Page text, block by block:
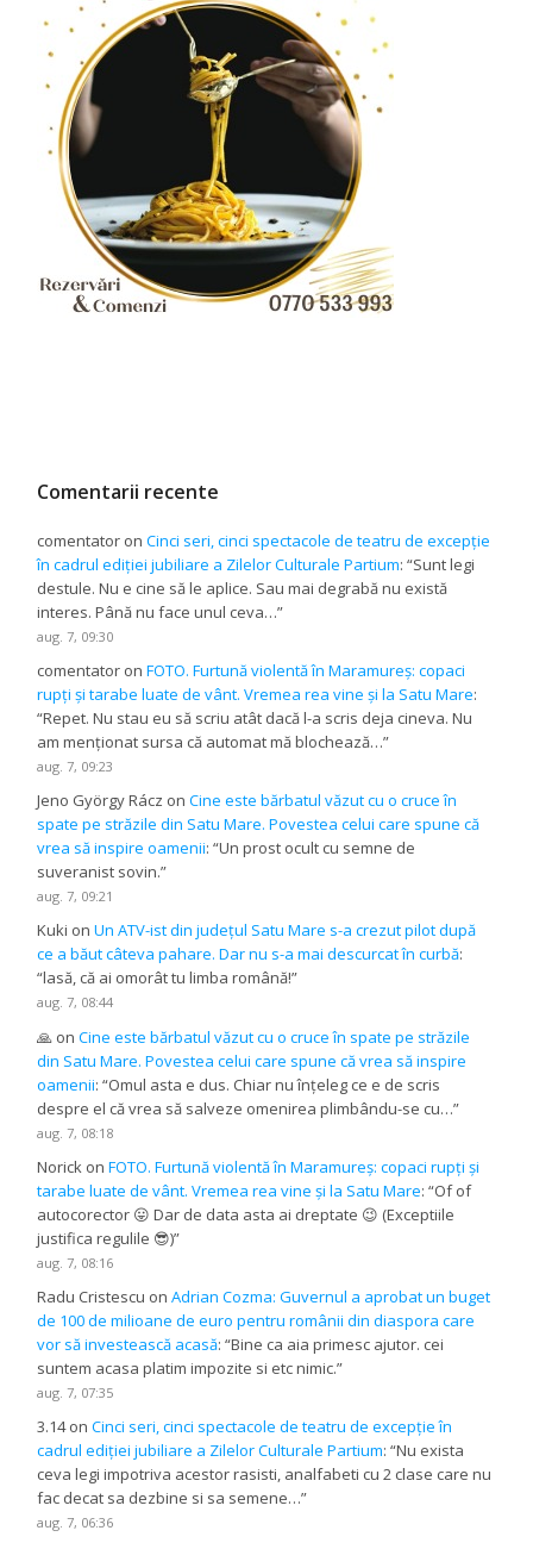
Comentarii recente
comentator onCinci seri, cinci spectacole de teatru de excepție
în cadrul ediției jubiliare a Zilelor Culturale Partium: “Sunt legi
destule. Nu e cine să le aplice. Sau mai degrabă nu există
interes. Până nu face unul ceva…”
aug. 7, 09:30
comentator onFOTO. Furtună violentă în Maramureș: copaci
rupți și tarabe luate de vânt. Vremea rea vine și la Satu Mare:
“Repet. Nu stau eu să scriu atât dacă l-a scris deja cineva. Nu
am menționat sursa că automat mă blochează…”
aug. 7, 09:23
Jeno György Rácz onCine este bărbatul văzut cu o cruce în
spate pe străzile din Satu Mare. Povestea celui care spune că
vrea să inspire oamenii: “Un prost ocult cu semne de
suveranist sovin.”
aug. 7, 09:21
Kuki onUn ATV-ist din județul Satu Mare s-a crezut pilot după
ce a băut câteva pahare. Dar nu s-a mai descurcat în curbă:
“lasă, că ai omorât tu limba română!”
aug. 7, 08:44
🙏 onCine este bărbatul văzut cu o cruce în spate pe străzile
din Satu Mare. Povestea celui care spune că vrea să inspire
oamenii: “Omul asta e dus. Chiar nu înțeleg ce e de scris
despre el că vrea să salveze omenirea plimbându-se cu…”
aug. 7, 08:18
Norick onFOTO. Furtună violentă în Maramureș: copaci rupți și
tarabe luate de vânt. Vremea rea vine și la Satu Mare: “Of of
autocorector 😛 Dar de data asta ai dreptate 😉 (Exceptiile
justifica regulile 😎)”
aug. 7, 08:16
Radu Cristescu onAdrian Cozma: Guvernul a aprobat un buget
de 100 de milioane de euro pentru românii din diaspora care
vor să investească acasă: “Bine ca aia primesc ajutor. cei
suntem acasa platim impozite si etc nimic.”
aug. 7, 07:35
3.14onCinci seri, cinci spectacole de teatru de excepție în
cadrul ediției jubiliare a Zilelor Culturale Partium: “Nu exista
ceva legi impotriva acestor rasisti, analfabeti cu 2 clase care nu
fac decat sa dezbine si sa semene…”
aug. 7, 06:36